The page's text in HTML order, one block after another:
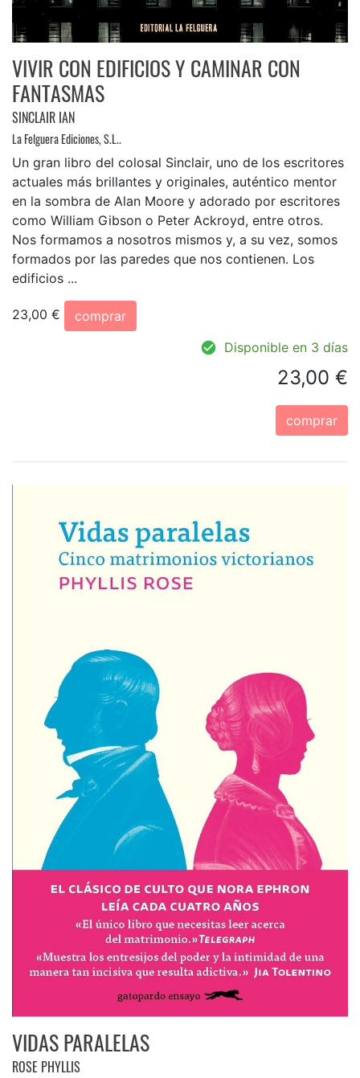
VIVIR CON EDIFICIOS Y CAMINAR CON
FANTASMAS
SINCLAIR IAN
La Felguera Ediciones, S.L..
Un gran libro del colosal Sinclair, uno de los escritores
actuales más brillantes y originales, auténtico mentor
en la sombra de Alan Moore y adorado por escritores
como William Gibson o Peter Ackroyd, entre otros.
Nos formamos a nosotros mismos y, a su vez, somos
formados por las paredes que nos contienen. Los
edificios ...
23,00 €
comprar
Disponible en 3 días
23,00 €
comprar
VIDAS PARALELAS
ROSE PHYLLIS